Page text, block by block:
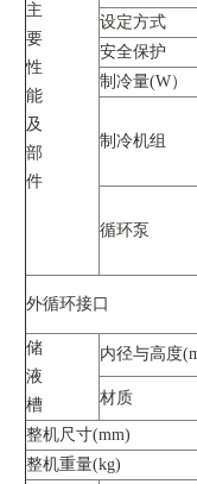
主
要
性
能
及
部
件
设定方式
安全保护
制冷量(W）
制冷机组
循环泵
外循环接口
储
液
槽
内径与高度
材质
整机尺寸(mm)
整机重量(kg)